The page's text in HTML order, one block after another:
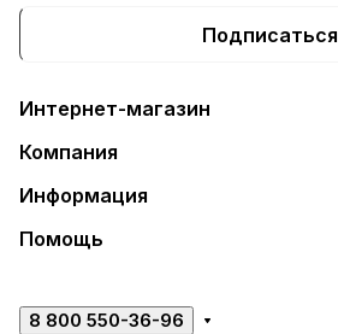
Подписаться
Интернет-магазин
Компания
Информация
Помощь
8 800 550-36-96